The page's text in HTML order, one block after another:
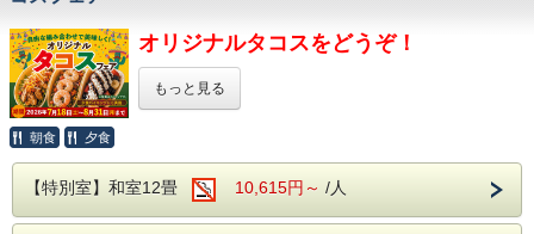
疲れを癒してください。
・全室Wifi完備：お部屋でのPC作業や動画視聴も
快適にご利用いただけます。
・カラオケ・卓球：無料でご利用いただけます
岩場を望むサイクリングなど、
山を楽しむ出会いが待っています。
道の駅 水紀行館
自然を体験できる最寄りの道の駅です。
当館からお車で約50分
オリジナルタコスをどうぞ！
香ばしく焼き上げたトルティーヤ生地に、
お好みの具材を盛り付けて、
お客様だけのオリジナルタコスを作ってみませんか？
もっと見る
朝食 夕食
【特別室】和室12畳 10,615円～ /人